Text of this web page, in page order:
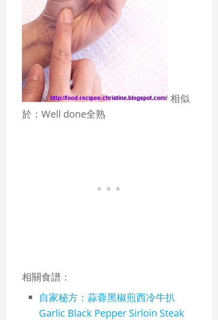
相似
於：Well done全熟
相關食譜：
自家秘方：蒜蓉黑椒煎西冷牛扒
Garlic Black Pepper Sirloin Steak